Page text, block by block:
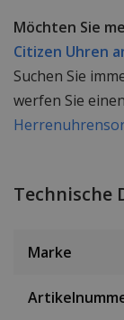
Möchten Sie
Citizen Uhren
Suchen Sie
werfen Sie
Technische
Marke